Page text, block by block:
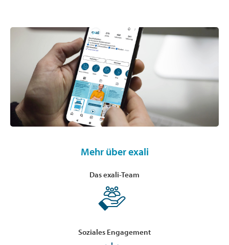
Mehr über exali
Das exali-Team
Soziales Engagement